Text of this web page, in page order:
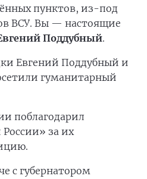
пунктов, из-под
ВСУ. Вы — настоящие
Поддубный.
Евгений Поддубный и
гуманитарный
поблагодарил
за их
с губернатором